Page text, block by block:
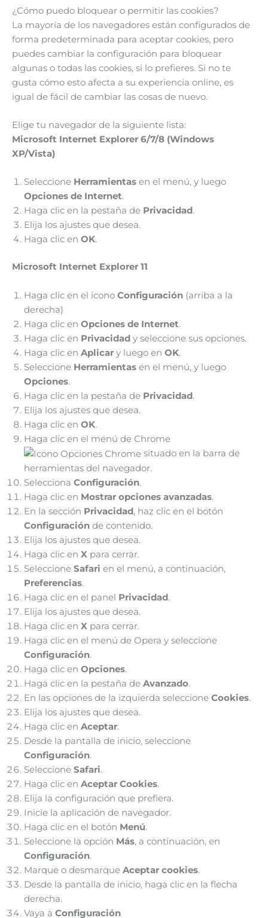
¿Cómo puedo bloquear o permitir las cookies?
La mayoría de los navegadores están configurados de
forma predeterminada para aceptar cookies, pero
puedes cambiar la configuración para bloquear
algunas o todas las cookies, si lo prefieres. Si no te
gusta cómo esto afecta a su experiencia online, es
igual de fácil de cambiar las cosas de nuevo.
Elige tu navegador de la siguiente lista:
Microsoft Internet Explorer 6/7/8 (Windows
XP/Vista)
Seleccione Herramientas en el menú, y luego
Opciones de Internet.
Haga clic en la pestaña de Privacidad .
Elija los ajustes que desea.
Haga clic en OK.
Microsoft Internet Explorer 11
Haga clic en el icono Configuración (arriba a la
derecha)
Haga clic en Opciones de Internet.
Haga clic en Privacidad y seleccione sus opciones.
Haga clic en Aplicar y luego en OK.
Seleccione Herramientas en el menú, y luego
Opciones.
Haga clic en la pestaña de Privacidad.
Elija los ajustes que desea.
Haga clic en OK.
Haga clic en el menú de Chrome
situado en la barra de
herramientas del navegador.
Selecciona Configuración.
Haga clic en Mostrar opciones avanzadas.
En la sección Privacidad, haz clic en el botón
Configuración de contenido.
Elija los ajustes que desea.
Haga clic en X para cerrar.
Seleccione Safari en el menú, a continuación,
Preferencias.
Haga clic en el panel Privacidad.
Elija los ajustes que desea.
Haga clic en X para cerrar.
Haga clic en el menú de Opera y seleccione
Configuración.
Haga clic en Opciones.
Haga clic en la pestaña de Avanzado.
En las opciones de la izquierda seleccione Cookies.
Elija los ajustes que desea.
Haga clic en Aceptar.
Desde la pantalla de inicio, seleccione
Configuración.
Seleccione Safari.
Haga clic en Aceptar Cookies.
Elija la configuración que prefiera.
Inicie la aplicación de navegador.
Haga clic en el botón Menú.
Seleccione la opción Más, a continuación, en
Configuración.
Marque o desmarque Aceptar cookies.
Desde la pantalla de inicio, haga clic en la flecha
derecha.
Vaya a Configuración